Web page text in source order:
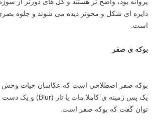
بوکه دارد. هر چه این عناصر از نقطه فوکوس دورتر
عکس فوق را من در محلی که پروانه ها بر روی گل
با لنز ماکرو ۱۰۵ میلیمتر نیکور ثبت کرده ام.
تری داشته باشم تا جای ممکن به سوژه نزدیک